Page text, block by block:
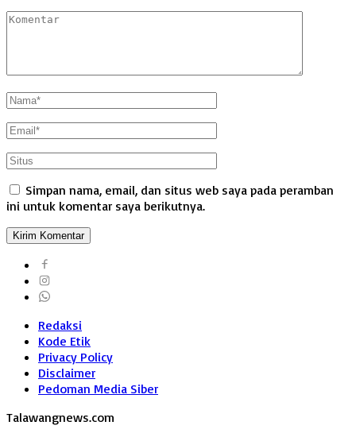
Simpan nama, email, dan situs web saya pada peramban
ini untuk komentar saya berikutnya.
Redaksi
Kode Etik
Privacy Policy
Disclaimer
Pedoman Media Siber
Talawangnews.com